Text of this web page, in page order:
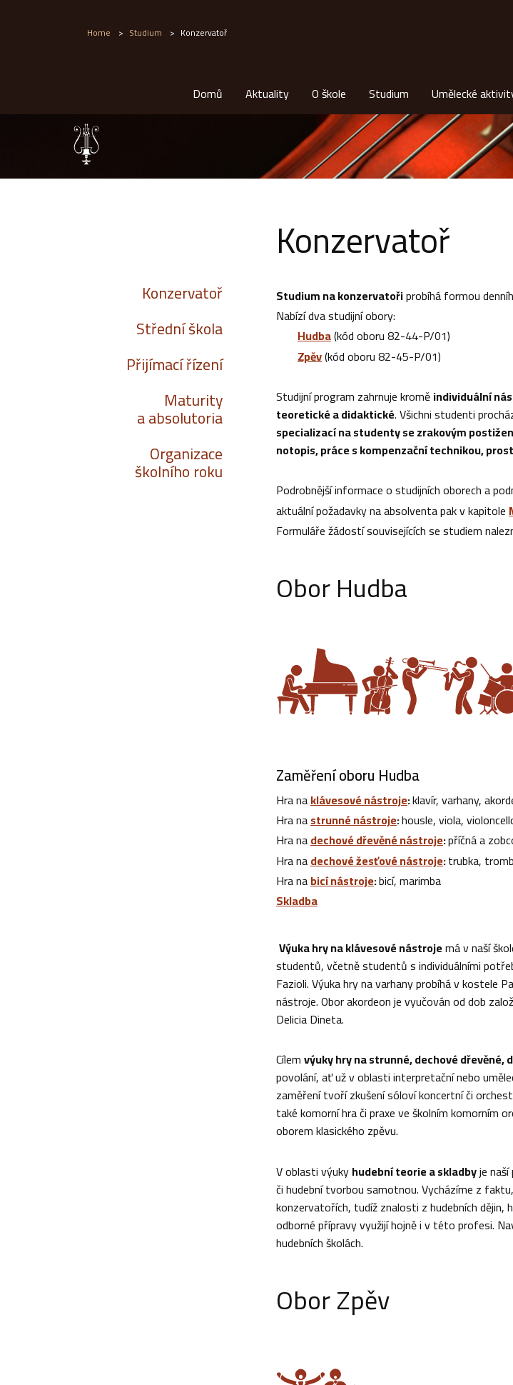
Home > Studium > Konzervatoř
Domů Aktuality O škole Studium Umělecké
Konzervatoř
Střední škola
Přijímací řízení
Maturity
a absolutoria
Organizace
školního roku
Konzervatoř
Studium na konzervatořiprobíhá formou
Nabízí dva studijní obory:
Hudba(kód oboru 82-44-P/01)
Zpěv(kód oboru 82-45-P/01)
Studijní program zahrnuje kroměindividuální
teoretické a didaktické. Všichni studenti
specializací na studenty se zrakovým
notopis, práce s kompenzační technikou,
Podrobnější informace o studijních oborech a
aktuální požadavky na absolventa pak v kapitole
Formuláře žádostí souvisejících se studiem
Obor Hudba
Zaměření oboru Hudba
Hra naklávesové nástroje:klavír, varhany,
Hra nastrunné nástroje:housle, viola,
Hra nadechové dřevěné nástroje:příčná a
Hra nadechové žesťové nástroje:trubka,
Hra nabicí nástroje:bicí, marimba
Skladba
Výuka hry na klávesové nástrojemá v naší
studentů, včetně studentů s individuálními
Fazioli. Výuka hry na varhany probíhá v kostele
nástroje. Obor akordeon je vyučován od dob
Delicia Dineta.
Cílemvýuky hry na strunné, dechové
povolání, ať už v oblasti interpretační nebo
zaměření tvoří zkušení sóloví koncertní či
také komorní hra či praxe ve školním komorním
oborem klasického zpěvu.
V oblasti výukyhudební teorie a skladbyje
či hudební tvorbou samotnou. Vycházíme z
konzervatořích, tudíž znalosti z hudebních dějin,
odborné přípravy využijí hojně i v této profesi.
hudebních školách.
Obor Zpěv